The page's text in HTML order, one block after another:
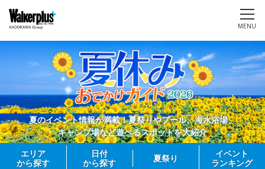
MENU
夏のイベント情報が満載！夏祭りやプール、海水浴場、
キャンプ場など遊べるスポットを大紹介
エリア
から探す
日付
から探す
夏祭り
イベント
ランキング